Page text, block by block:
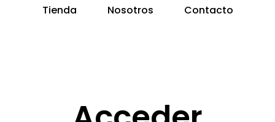
Tienda Nosotros Contacto